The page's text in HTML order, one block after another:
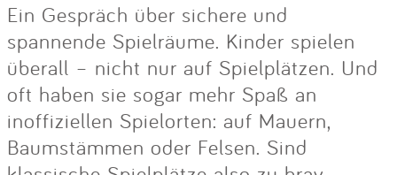
Ein Gespräch über sichere und
spannende Spielräume. Kinder spielen
überall – nicht nur auf Spielplätzen. Und
oft haben sie sogar mehr Spaß an
inoffiziellen Spielorten: auf Mauern,
Baumstämmen oder Felsen. Sind